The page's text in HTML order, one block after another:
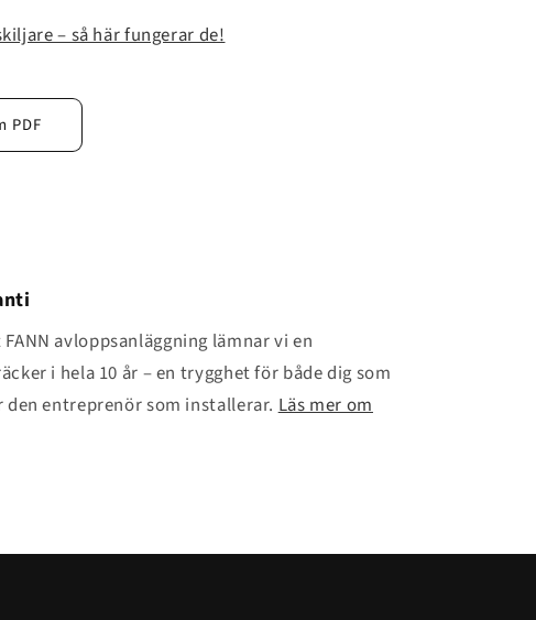
– så här fungerar de!
PDF
avloppsanläggning lämnar vi en
i hela 10 år – en trygghet för både dig som
den entreprenör som installerar.Läs mer om